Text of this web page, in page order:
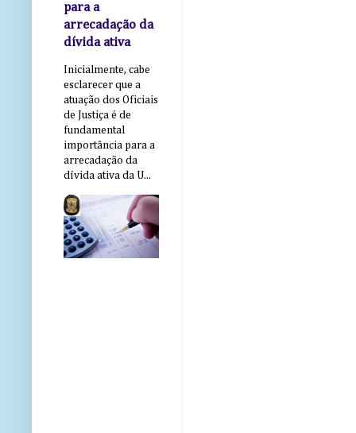
para a
arrecadação da
dívida ativa
Inicialmente, cabe
esclarecer que a
atuação dos Oficiais
de Justiça é de
fundamental
importância para a
arrecadação da
dívida ativa da U...